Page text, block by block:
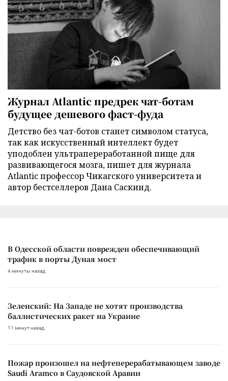
Журнал Atlantic предрек чат-ботам
будущее дешевого фаст-фуда
Детство без чат-ботов станет символом статуса,
так как искусственный интеллект будет
уподоблен ультрапереработанной пище для
развивающегося мозга, пишет для журнала
Atlantic профессор Чикагского университета и
автор бестселлеров Дана Саскинд.
В Одесской области поврежден обеспечивающий
трафик в порты Дуная мост
4 минуты назад
Зеленский: На Западе не хотят производства
баллистических ракет на Украине
11 минут назад
Пожар произошел на нефтеперерабатывающем заводе
Saudi Aramco в Саудовской Аравии